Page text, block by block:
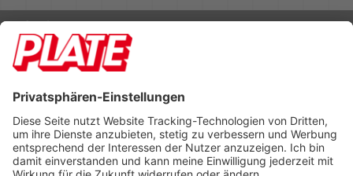
Rufen Sie uns an 04298 401-0
Lieferbedingungen Impressum
Footer anzeigen
PLATE Büromaterial Vertriebs GmbH